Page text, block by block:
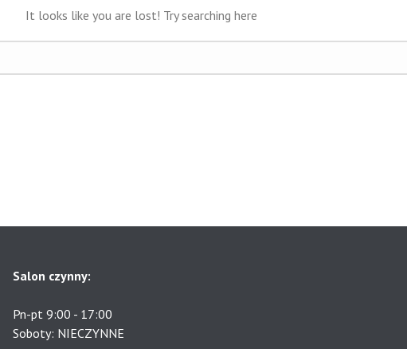
It looks like you are lost! Try searching here
Salon czynny:
Pn-pt 9:00 - 17:00
Soboty: NIECZYNNE